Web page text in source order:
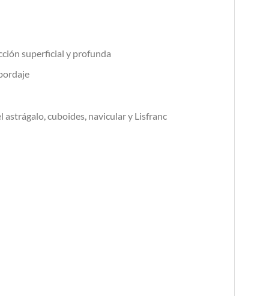
superficial y profunda
cuboides, navicular y Lisfranc